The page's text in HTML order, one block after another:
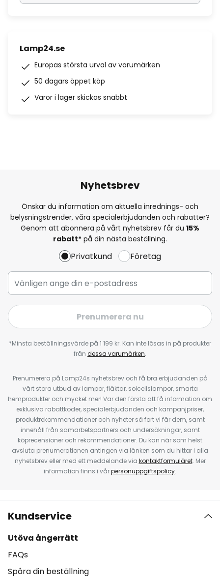
Lamp24.se
Europas största urval av varumärken
50 dagars öppet köp
Varor i lager skickas snabbt
Nyhetsbrev
Önskar du information om aktuella inrednings- och
belysningstrender, våra specialerbjudanden och rabatter?
Genom att abonnera på vårt nyhetsbrev får du 15%
rabatt* på din nästa beställning.
Privatkund Företag
Prenumerera nu
*Minsta beställningsvärde på 1 199 kr. Kan inte lösas in på produkter
från dessa varumärken.
Prenumerera på Lamp24s nyhetsbrev och få bra erbjudanden på
vårt stora utbud av lampor, fläktar, solcellslampor, smarta
hemprodukter och mycket mer! Var den första att få information om
exklusiva rabattkoder, specialerbjudanden och kampanjpriser,
produktrekommendationer och nyheter så fort vi får dem, samt
innehåll från samarbetspartners och undersökningar, samt
köprecensioner och rekommendationer. Du kan när som helst
avsluta prenumerationen antingen via länken som du hittar i alla
nyhetsbrev eller med ett meddelande via kontaktformuläret. Mer
information finns i vårpersonuppgiftspolicy.
Kundservice
Utöva ångerrätt
FAQs
Spåra din beställning